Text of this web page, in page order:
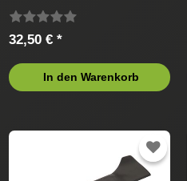
32,50 € *
In den Warenkorb